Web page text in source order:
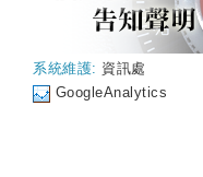
系統維護: 資訊處
GoogleAnalytics